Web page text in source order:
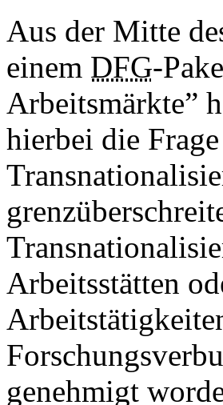
Aus der Mitte
einem DFG-
Arbeitsmärkte”
hierbei die
Arbeitsstätten
genehmigt